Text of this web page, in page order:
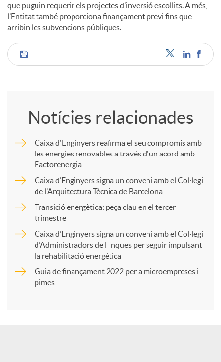
que puguin requerir els projectes d’inversió escollits. A més,
l’Entitat també proporciona finançament previ fins que
arribin les subvencions públiques.
C
r
Notícies relacionades
Caixa d'Enginyers reafirma el seu compromís amb
les energies renovables a través d'un acord amb
Factorenergia
Caixa d’Enginyers signa un conveni amb el Col·legi
de l’Arquitectura Tècnica de Barcelona
Transició energètica: peça clau en el tercer
trimestre
Caixa d’Enginyers signa un conveni amb el Col·legi
d’Administradors de Finques per seguir impulsant
la rehabilitació energètica
Guia de finançament 2022 per a microempreses i
pimes